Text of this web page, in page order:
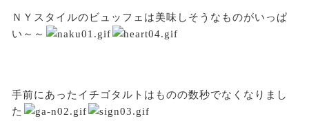
ＮＹスタイルのビュッフェは美味しそうなものがいっぱ
い～～
手前にあったイチゴタルトはものの数秒でなくなりまし
た